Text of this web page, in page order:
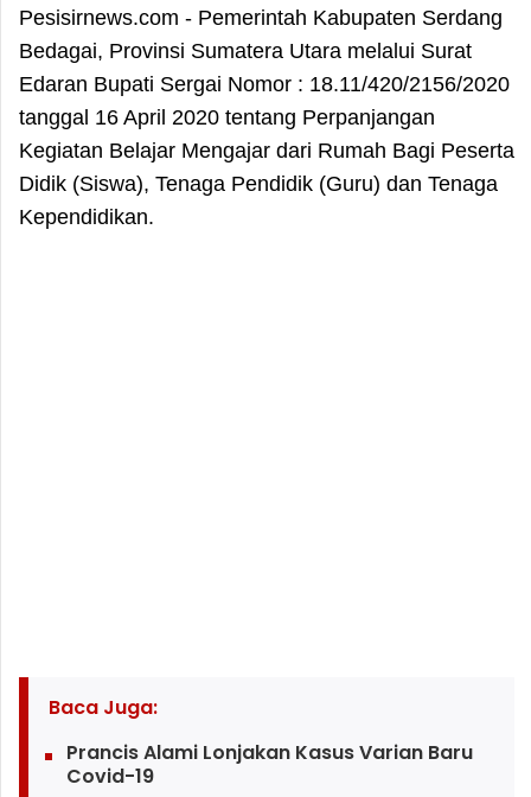
Pesisirnews.com - Pemerintah Kabupaten Serdang
Bedagai, Provinsi Sumatera Utara melalui Surat
Edaran Bupati Sergai Nomor : 18.11/420/2156/2020
tanggal 16 April 2020 tentang Perpanjangan
Kegiatan Belajar Mengajar dari Rumah Bagi Peserta
Didik (Siswa), Tenaga Pendidik (Guru) dan Tenaga
Kependidikan.
Baca Juga:
Prancis Alami Lonjakan Kasus Varian Baru
Covid-19